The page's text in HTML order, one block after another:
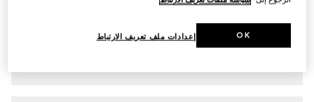
إعدادات ملف تعريف الارتباط OK